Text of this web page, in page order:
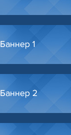
Баннер 1
Баннер 2